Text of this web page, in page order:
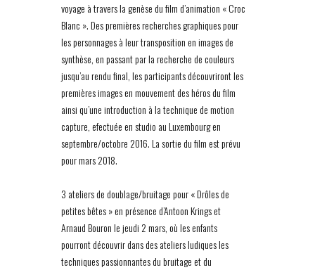
voyage à travers la genèse du film d’animation « Croc
Blanc ». Des premières recherches graphiques pour
les personnages à leur transposition en images de
synthèse, en passant par la recherche de couleurs
jusqu’au rendu final, les participants découvriront les
premières images en mouvement des héros du film
ainsi qu’une introduction à la technique de motion
capture, efectuée en studio au Luxembourg en
septembre/octobre 2016. La sortie du film est prévu
pour mars 2018.
3 ateliers de doublage/bruitage pour « Drôles de
petites bêtes » en présence d’Antoon Krings et
Arnaud Bouron le jeudi 2 mars, où les enfants
pourront découvrir dans des ateliers ludiques les
techniques passionnantes du bruitage et du